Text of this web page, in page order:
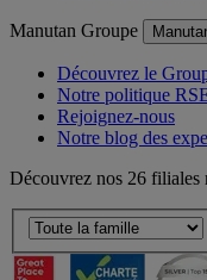
Manutan Groupe
Découvrez le
Notre politique
Rejoignez-nous
Notre blog des
Découvrez nos 26 filiales